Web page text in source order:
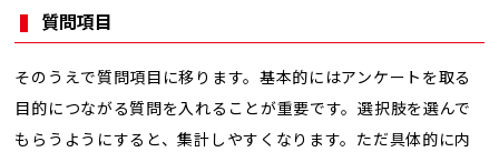
質問項目
そのうえで質問項目に移ります。基本的にはアンケートを取る
目的につながる質問を入れることが重要です。選択肢を選んで
もらうようにすると、集計しやすくなります。ただ具体的に内